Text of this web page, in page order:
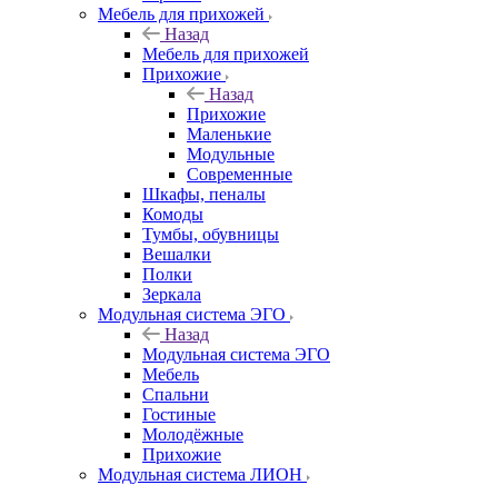
Мебель для прихожей
Назад
Мебель для прихожей
Прихожие
Назад
Прихожие
Маленькие
Модульные
Современные
Шкафы, пеналы
Комоды
Тумбы, обувницы
Вешалки
Полки
Зеркала
Модульная система ЭГО
Назад
Модульная система ЭГО
Мебель
Спальни
Гостиные
Молодёжные
Прихожие
Модульная система ЛИОН